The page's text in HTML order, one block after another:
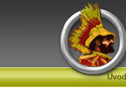
Úvod